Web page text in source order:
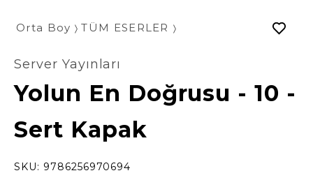
Orta Boy TÜM ESERLER
Server Yayınları
Yolun En Doğrusu - 10 -
Sert Kapak
SKU: 9786256970694